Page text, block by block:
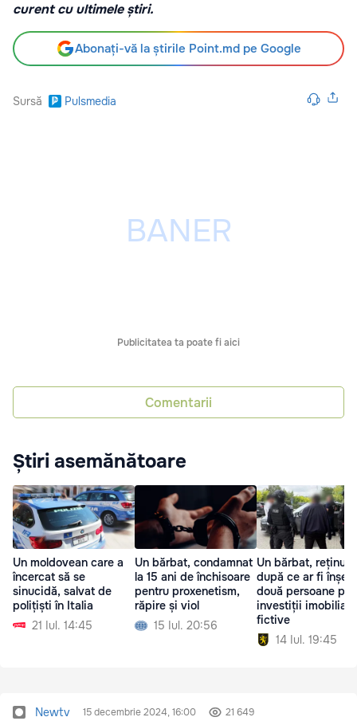
curent cu ultimele știri.
Abonați-vă la știrile Point.md pe Google
Sursă Pulsmedia
Publicitatea ta poate fi aici
Comentarii
Știri asemănătoare
Un moldovean care a
încercat să se
sinucidă, salvat de
polițiști în Italia
21 Iul. 14:45
Un bărbat, condamnat
la 15 ani de închisoare
pentru proxenetism,
răpire și viol
15 Iul. 20:56
Un bărbat, reținut
după ce ar fi
două persoane
investiții imobiliare
fictive
14 Iul. 19:45
Newtv 15 decembrie 2024, 16:00 21 649